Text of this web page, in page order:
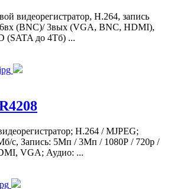
видеорегистратор, Н.264, запись
(BNC)/ 3вых (VGA, BNC, HDMI),
(SATA до 4Тб) ...
H.264 / MJPEG;
с, Запись: 5Мп / 3Мп / 1080Р / 720p /
VGA; Аудио: ...